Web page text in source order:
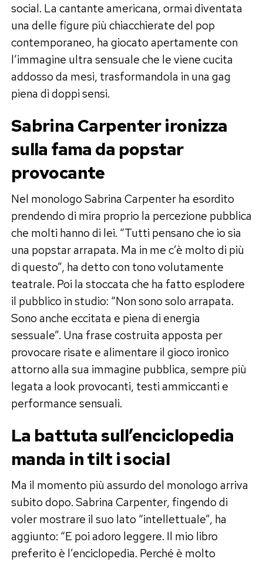
social. La cantante americana, ormai diventata
una delle figure più chiacchierate del pop
contemporaneo, ha giocato apertamente con
l’immagine ultra sensuale che le viene cucita
addosso da mesi, trasformandola in una gag
piena di doppi sensi.
Sabrina Carpenter ironizza
sulla fama da popstar
provocante
Nel monologo Sabrina Carpenter ha esordito
prendendo di mira proprio la percezione pubblica
che molti hanno di lei. “Tutti pensano che io sia
una popstar arrapata. Ma in me c’è molto di più
di questo”, ha detto con tono volutamente
teatrale. Poi la stoccata che ha fatto esplodere
il pubblico in studio: “Non sono solo arrapata.
Sono anche eccitata e piena di energia
sessuale”. Una frase costruita apposta per
provocare risate e alimentare il gioco ironico
attorno alla sua immagine pubblica, sempre più
legata a look provocanti, testi ammiccanti e
performance sensuali.
La battuta sull’enciclopedia
manda in tilt i social
Ma il momento più assurdo del monologo arriva
subito dopo. Sabrina Carpenter, fingendo di
voler mostrare il suo lato “intellettuale”, ha
aggiunto: “E poi adoro leggere. Il mio libro
preferito è l’enciclopedia. Perché è molto